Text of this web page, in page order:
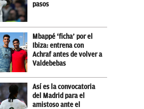
pasos
Mbappé ‘ficha’ por el
Ibiza: entrena con
Achraf antes de volver a
Valdebebas
Así es la convocatoria
del Madrid para el
amistoso ante el